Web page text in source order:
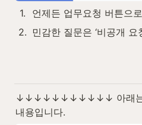
1.
언제든 업무요청 버튼으
2. 민감한 질문은 ‘비공개 요
↓↓↓↓↓↓↓↓↓↓↓ 아래는 ‘
내용입니다.